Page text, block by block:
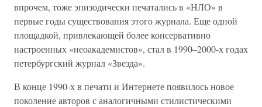
впрочем, тоже эпизодически печатались в «НЛО» в
первые годы существования этого журнала. Еще одной
площадкой, привлекающей более консервативно
настроенных «неоакадемистов», стал в 1990–2000-х годах
петербургский журнал «Звезда».
В конце 1990-х в печати и Интернете появилось новое
поколение авторов с аналогичными стилистическими